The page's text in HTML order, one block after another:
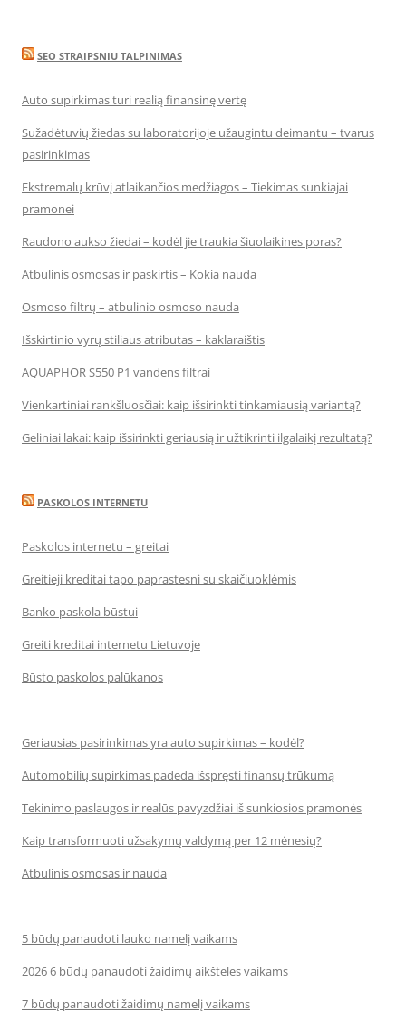
SEO STRAIPSNIU TALPINIMAS
Auto supirkimas turi realią finansinę vertę
Sužadėtuvių žiedas su laboratorijoje užaugintu deimantu – tvarus
pasirinkimas
Ekstremalų krūvį atlaikančios medžiagos – Tiekimas sunkiajai
pramonei
Raudono aukso žiedai – kodėl jie traukia šiuolaikines poras?
Atbulinis osmosas ir paskirtis – Kokia nauda
Osmoso filtrų – atbulinio osmoso nauda
Išskirtinio vyrų stiliaus atributas – kaklaraištis
AQUAPHOR S550 P1 vandens filtrai
Vienkartiniai rankšluosčiai: kaip išsirinkti tinkamiausią variantą?
Geliniai lakai: kaip išsirinkti geriausią ir užtikrinti ilgalaikį rezultatą?
PASKOLOS INTERNETU
Paskolos internetu – greitai
Greitieji kreditai tapo paprastesni su skaičiuoklėmis
Banko paskola būstui
Greiti kreditai internetu Lietuvoje
Būsto paskolos palūkanos
Geriausias pasirinkimas yra auto supirkimas – kodėl?
Automobilių supirkimas padeda išspręsti finansų trūkumą
Tekinimo paslaugos ir realūs pavyzdžiai iš sunkiosios pramonės
Kaip transformuoti užsakymų valdymą per 12 mėnesių?
Atbulinis osmosas ir nauda
5 būdų panaudoti lauko namelį vaikams
2026 6 būdų panaudoti žaidimų aikšteles vaikams
7 būdų panaudoti žaidimų namelį vaikams